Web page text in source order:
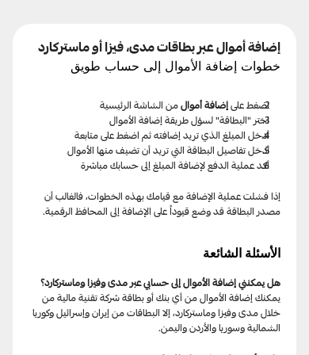
إضافة أموال عبر بطاقات مدى، فيزا أو ماستركارد
خطوات إضافة الأموال إلى حساب طويق
اضغط على إضافة أموال من الشاشة الرئيسية
اختر "البطاقة" لسؤل طريقة إضافة الأموال
أدخل المبلغ الذي تريد إضافته ثم اضغط على متابعة
أدخل تفاصيل البطاقة التي تريد أن تضيف منها الأموال
أكد عملية الدفع لإضافة المبلغ إلى حسابك مباشرة
مصدر البطاقة قد وضع قيوداً على الإضافة إلى المحافظ الرقمية.
الأسئلة الشائعة
هل يمكنني إضافة الأموال إلى حسابي عبر مدى وفيزا وماستركارد؟
الشمالية وسوريا والأردن واليمن.